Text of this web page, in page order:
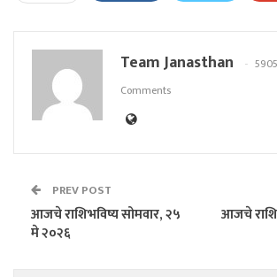
Team Janasthan
Comments
PREV POST
आजचे राशिभविष्य सोमवार, २५
मे २०२६
आजचे